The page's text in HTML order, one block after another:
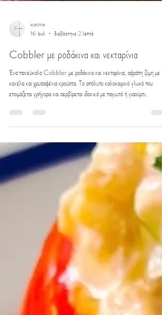
eatme
16 Ιουλ
διαβάστηκε 2 λεπτά
Cobbler με ροδάκινα και νεκταρίνια
Ένα πανεύκολο Cobbler με ροδάκινα και νεκταρίνια, αφράτη ζύμη με
ετοιμάζεται γρήγορα και σερβίρεται ιδανικά με παγωτό ή γιαούρτι.